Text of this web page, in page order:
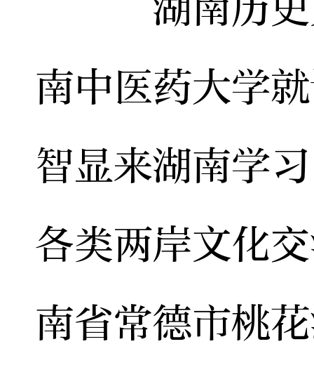
南中医药大学
智显来湖南学
各类两岸文化
南省常德市桃